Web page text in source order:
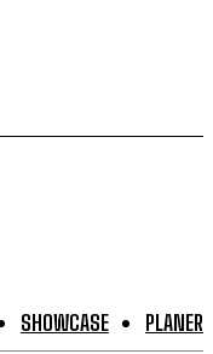
SHOWCASE PLANER